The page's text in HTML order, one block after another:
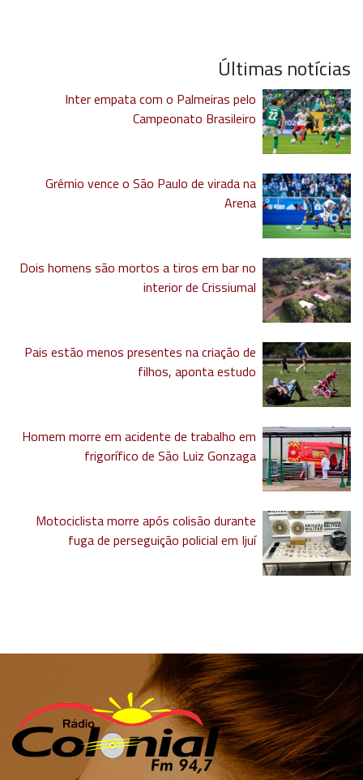
Últimas notícias
Inter empata com o Palmeiras pelo
Campeonato Brasileiro
Grêmio vence o São Paulo de virada na
Arena
Dois homens são mortos a tiros em bar no
interior de Crissiumal
Pais estão menos presentes na criação de
filhos, aponta estudo
Homem morre em acidente de trabalho em
frigorífico de São Luiz Gonzaga
Motociclista morre após colisão durante
fuga de perseguição policial em Ijuí